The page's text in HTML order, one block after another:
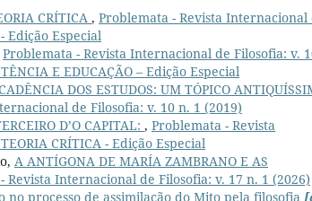
CRÍTICA , Problemata - Revista Internacional
Edição Especial
Problemata - Revista Internacional de Filosofia: v.
E EDUCAÇÃO – Edição Especial
DOS ESTUDOS: UM TÓPICO
de Filosofia: v. 10 n. 1 (2019)
D’O CAPITAL: , Problemata - Revista
CRÍTICA - Edição Especial
A ANTÍGONA DE MARÍA ZAMBRANO E AS
Revista Internacional de Filosofia: v. 17 n. 1 (2026)
processo de assimilação do Mito pela filosofia